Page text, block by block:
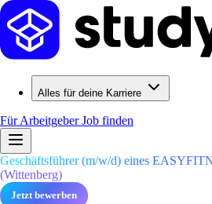
Alles für deine Karriere
Für ArbeitgeberJob finden
Geschäftsführer (m/w/d) eines
(Wittenberg)
Jetzt bewerben